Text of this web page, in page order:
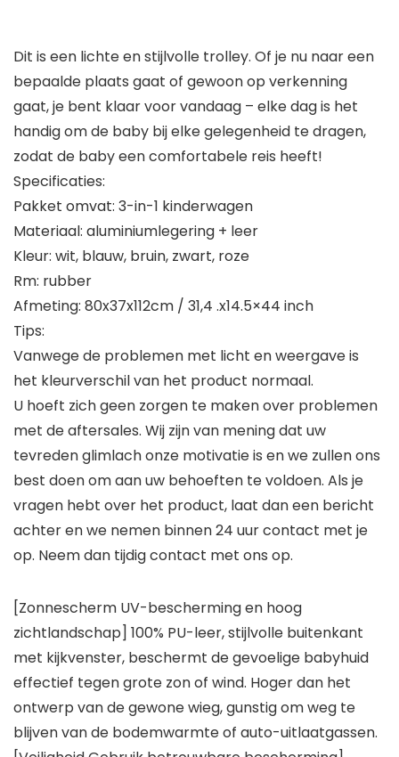
Dit is een lichte en stijlvolle trolley. Of je nu naar een
bepaalde plaats gaat of gewoon op verkenning
gaat, je bent klaar voor vandaag – elke dag is het
handig om de baby bij elke gelegenheid te dragen,
zodat de baby een comfortabele reis heeft!
Specificaties:
Pakket omvat: 3-in-1 kinderwagen
Materiaal: aluminiumlegering + leer
Kleur: wit, blauw, bruin, zwart, roze
Rm: rubber
Afmeting: 80x37x112cm / 31,4 .x14.5×44 inch
Tips:
Vanwege de problemen met licht en weergave is
het kleurverschil van het product normaal.
U hoeft zich geen zorgen te maken over problemen
met de aftersales. Wij zijn van mening dat uw
tevreden glimlach onze motivatie is en we zullen ons
best doen om aan uw behoeften te voldoen. Als je
vragen hebt over het product, laat dan een bericht
achter en we nemen binnen 24 uur contact met je
op. Neem dan tijdig contact met ons op.
[Zonnescherm UV-bescherming en hoog
zichtlandschap] 100% PU-leer, stijlvolle buitenkant
met kijkvenster, beschermt de gevoelige babyhuid
effectief tegen grote zon of wind. Hoger dan het
ontwerp van de gewone wieg, gunstig om weg te
blijven van de bodemwarmte of auto-uitlaatgassen.